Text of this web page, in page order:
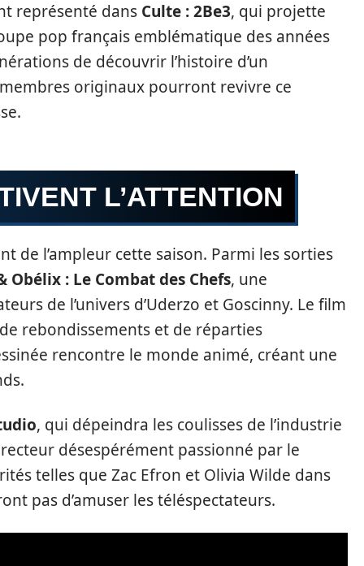
représenté dans Culte : 2Be3, qui projette
pop français emblématique des années
de découvrir l’histoire d’un
originaux pourront revivre ce
L’ATTENTION
de l’ampleur cette saison. Parmi les sorties
Obélix : Le Combat des Chefs, une
de l’univers d’Uderzo et Goscinny. Le film
rebondissements et de réparties
rencontre le monde animé, créant une
, qui dépeindra les coulisses de l’industrie
désespérément passionné par le
telles que Zac Efron et Olivia Wilde dans
pas d’amuser les téléspectateurs.